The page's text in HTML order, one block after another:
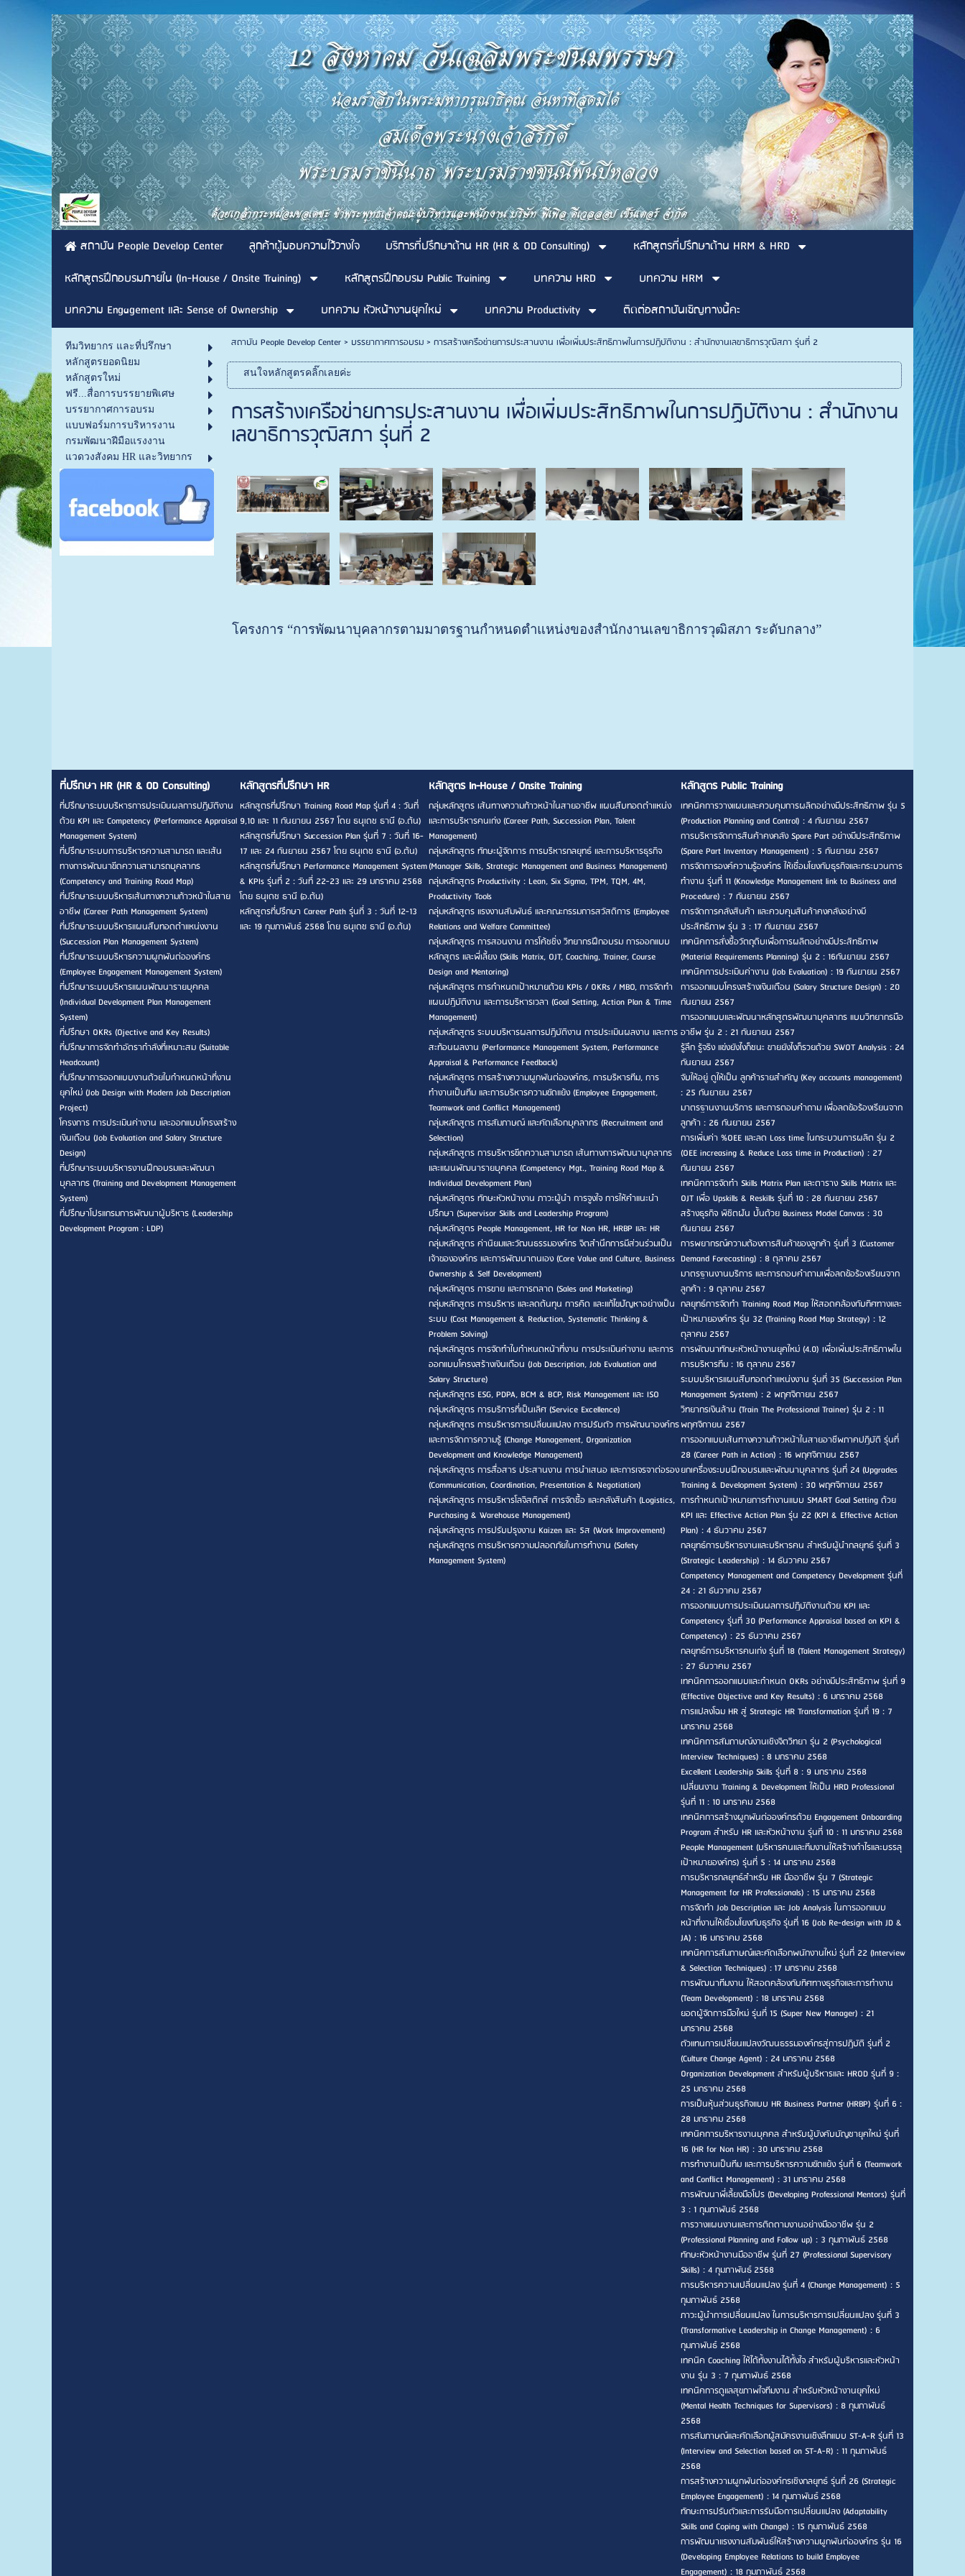
สถาบัน People Develop Center ลูกค้าผู้มอบความไว้วางใจ บริการที่ปรึกษาด้าน HR (HR & OD Consulting)
หลักสูตรที่ปรึกษาด้าน HRM & HRD
หลักสูตรฝึกอบรมภายใน (In-House / Onsite Training)
หลักสูตรฝึกอบรม Public Training บทความ HRD
บทความ HRM
บทความ Engagement และ Sense of Ownership
บทความ หัวหน้างานยุคใหม่ บทความ Productivity ติดต่อสถาบันเชิญทางนี้คะ
ทีมวิทยากร และที่ปรึกษา
หลักสูตรยอดนิยม
หลักสูตรใหม่
ฟรี...สื่อการบรรยายพิเศษ
บรรยากาศการอบรม
แบบฟอร์มการบริหารงาน
กรมพัฒนาฝีมือแรงงาน
แวดวงสังคม HR และวิทยากร
สถาบัน People Develop Center> บรรยากาศการอบรม> การสร้างเครือข่ายการประสานงาน เพื่อเพิ่มประสิทธิภาพในการปฏิบัติงาน : สำนักงานเลขาธิการวุฒิสภา รุ่นที่ 2
สนใจหลักสูตรคลิ๊กเลยค่ะ
การสร้างเครือข่ายการประสานงาน เพื่อเพิ่มประสิทธิภาพในการปฏิบัติงาน : สำนักงาน
เลขาธิการวุฒิสภา รุ่นที่ 2
โครงการ “การพัฒนาบุคลากรตามมาตรฐานกำหนดตำแหน่งของสำนักงานเลขาธิการวุฒิสภา ระดับกลาง”
ที่ปรึกษา HR (HR & OD Consulting)
ที่ปรึกษาระบบบริหารการประเมินผลการปฏิบัติงาน
ด้วย KPI และ Competency (Performance Appraisal
Management System)
ที่ปรึกษาระบบการบริหารความสามารถ และเส้น
ทางการพัฒนาขีดความสามารถบุคลากร
(Competency and Training Road Map)
ที่ปรึกษาระบบบริหารเส้นทางความก้าวหน้าในสาย
อาชีพ (Career Path Management System)
ที่ปรึกษาระบบบริหารแผนสืบทอดตำแหน่งงาน
(Succession Plan Management System)
ที่ปรึกษาระบบบริหารความผูกพันต่อองค์กร
(Employee Engagement Management System)
ที่ปรึกษาระบบบริหารแผนพัฒนารายบุคคล
(Individual Development Plan Management
System)
ที่ปรึกษา OKRs (Ojective and Key Results)
ที่ปรึกษาการจัดทำอัตรากำลังที่เหมาะสม (Suitable
Headcount)
ที่ปรึกษาการออกแบบงานด้วยใบกำหนดหน้าที่งาน
ยุคใหม่ (Job Design with Modern Job Description
Project)
โครงการ การประเมินค่างาน และออกแบบโครงสร้าง
เงินเดือน (Job Evaluation and Salary Structure
Design)
ที่ปรึกษาระบบบริหารงานฝึกอบรมและพัฒนา
บุคลากร (Training and Development Management
System)
ที่ปรึกษาโปรแกรมการพัฒนาผู้บริหาร (Leadership
Development Program : LDP)
หลักสูตรที่ปรึกษา HR
หลักสูตรที่ปรึกษา Training Road Map รุ่นที่ 4 : วันที่
9,10 และ 11 กันยายน 2567 โดย ธนุเดช ธานี (อ.ต้น)
หลักสูตรที่ปรึกษา Succession Plan รุ่นที่ 7 : วันที่ 16-
17 และ 24 กันยายน 2567 โดย ธนุเดช ธานี (อ.ต้น)
หลักสูตรที่ปรึกษา Performance Management System
& KPIs รุ่นที่ 2 : วันที่ 22-23 และ 29 มกราคม 2568
โดย ธนุเดช ธานี (อ.ต้น)
หลักสูตรที่ปรึกษา Career Path รุ่นที่ 3 : วันที่ 12-13
และ 19 กุมภาพันธ์ 2568 โดย ธนุเดช ธานี (อ.ต้น)
หลักสูตร In-House / Onsite Training
กลุ่มหลักสูตร เส้นทางความก้าวหน้าในสายอาชีพ แผนสืบทอดตำแหน่ง
และการบริหารคนเก่ง (Career Path, Succession Plan, Talent
Management)
กลุ่มหลักสูตร ทักษะผู้จัดการ การบริหารกลยุทธ์ และการบริหารธุรกิจ
(Manager Skills, Strategic Management and Business Management)
กลุ่มหลักสูตร Productivity : Lean, Six Sigma, TPM, TQM, 4M,
Productivity Tools
กลุ่มหลักสูตร แรงงานสัมพันธ์ และคณะกรรมการสวัสดิการ (Employee
Relations and Welfare Committee)
กลุ่มหลักสูตร การสอนงาน การโค้ชชิ่ง วิทยากรฝึกอบรม การออกแบบ
หลักสูตร และพี่เลี้ยง (Skills Matrix, OJT, Coaching, Trainer, Course
Design and Mentoring)
กลุ่มหลักสูตร การกำหนดเป้าหมายด้วย KPIs / OKRs / MBO, การจัดทำ
แผนปฏิบัติงาน และการบริหารเวลา (Goal Setting, Action Plan & Time
Management)
กลุ่มหลักสูตร ระบบบริหารผลการปฏิบัติงาน การประเมินผลงาน และการ
สะท้อนผลงาน (Performance Management System, Performance
Appraisal & Performance Feedback)
กลุ่มหลักสูตร การสร้างความผูกพันต่อองค์กร, การบริหารทีม, การ
ทำงานเป็นทีม และการบริหารความขัดแย้ง (Employee Engagement,
Teamwork and Conflict Management)
กลุ่มหลักสูตร การสัมภาษณ์ และคัดเลือกบุคลากร (Recruitment and
Selection)
กลุ่มหลักสูตร การบริหารขีดความสามารถ เส้นทางการพัฒนาบุคลากร
และแผนพัฒนารายบุคคล (Competency Mgt., Training Road Map &
Individual Development Plan)
กลุ่มหลักสูตร ทักษะหัวหน้างาน ภาวะผู้นำ การจูงใจ การให้คำแนะนำ
ปรึกษา (Supervisor Skills and Leadership Program)
กลุ่มหลักสูตร People Management, HR for Non HR, HRBP และ HR
กลุ่มหลักสูตร ค่านิยมและวัฒนธรรมองค์กร จิตสำนึกการมีส่วนร่วมเป็น
เจ้าขององค์กร และการพัฒนาตนเอง (Core Value and Culture, Business
Ownership & Self Development)
กลุ่มหลักสูตร การขาย และการตลาด (Sales and Marketing)
กลุ่มหลักสูตร การบริหาร และลดต้นทุน การคิด และแก้ไขปัญหาอย่างเป็น
ระบบ (Cost Management & Reduction, Systematic Thinking &
Problem Solving)
กลุ่มหลักสูตร การจัดทำใบกำหนดหน้าที่งาน การประเมินค่างาน และการ
ออกแบบโครงสร้างเงินเดือน (Job Description, Job Evaluation and
Salary Structure)
กลุ่มหลักสูตร ESG, PDPA, BCM & BCP, Risk Management และ ISO
กลุ่มหลักสูตร การบริการที่เป็นเลิศ (Service Excellence)
กลุ่มหลักสูตร การบริหารการเปลี่ยนแปลง การปรับตัว การพัฒนาองค์กร
และการจัดการความรู้ (Change Management, Organization
Development and Knowledge Management)
กลุ่มหลักสูตร การสื่อสาร ประสานงาน การนำเสนอ และการเจรจาต่อรอง
(Communication, Coordination, Presentation & Negotiation)
กลุ่มหลักสูตร การบริหารโลจิสติกส์ การจัดซื้อ และคลังสินค้า (Logistics,
Purchasing & Warehouse Management)
กลุ่มหลักสูตร การปรับปรุงงาน Kaizen และ 5ส (Work Improvement)
กลุ่มหลักสูตร การบริหารความปลอดภัยในการทำงาน (Safety
Management System)
หลักสูตร Public Training
เทคนิคการวางแผนและควบคุมการผลิตอย่างมีประสิทธิภาพ รุ่น 5
(Production Planning and Control) : 4 กันยายน 2567
การบริหารจัดการสินค้าคงคลัง Spare Part อย่างมีประสิทธิภาพ
(Spare Part Inventory Management) : 5 กันยายน 2567
การจัดการองค์ความรู้องค์กร ให้เชื่อมโยงกับธุรกิจและกระบวนการ
ทำงาน รุ่นที่ 11 (Knowledge Management link to Business and
Procedure) : 7 กันยายน 2567
การจัดการคลังสินค้า และควบคุมสินค้าคงคลังอย่างมี
ประสิทธิภาพ รุ่น 3 : 17 กันยายน 2567
เทคนิคการสั่งซื้อวัตถุดิบเพื่อการผลิตอย่างมีประสิทธิภาพ
(Material Requirements Planning) รุ่น 2 : 16กันยายน 2567
เทคนิคการประเมินค่างาน (Job Evaluation) : 19 กันยายน 2567
การออกแบบโครงสร้างเงินเดือน (Salary Structure Design) : 20
กันยายน 2567
การออกแบบและพัฒนาหลักสูตรพัฒนาบุคลากร แบบวิทยากรมือ
อาชีพ รุ่น 2 : 21 กันยายน 2567
รู้ลึก รู้จริง แข่งยังไงก็ชนะ ขายยังไงก็รวยด้วย SWOT Analysis : 24
กันยายน 2567
จับให้อยู่ ดูให้เป็น ลูกค้ารายสำคัญ (Key accounts management)
: 25 กันยายน 2567
มาตรฐานงานบริการ และการตอบคำถาม เพื่อลดข้อร้องเรียนจาก
ลูกค้า : 26 กันยายน 2567
การเพิ่มค่า %OEE และลด Loss time ในกระบวนการผลิต รุ่น 2
(OEE increasing & Reduce Loss time in Production) : 27
กันยายน 2567
เทคนิคการจัดทำ Skills Matrix Plan และตาราง Skills Matrix และ
OJT เพื่อ Upskills & Reskills รุ่นที่ 10 : 28 กันยายน 2567
สร้างธุรกิจ พิชิตฝัน ปั้นด้วย Business Model Canvas : 30
กันยายน 2567
การพยากรณ์ความต้องการสินค้าของลูกค้า รุ่นที่ 3 (Customer
Demand Forecasting) : 8 ตุลาคม 2567
มาตรฐานงานบริการ และการตอบคำถามเพื่อลดข้อร้องเรียนจาก
ลูกค้า : 9 ตุลาคม 2567
กลยุทธ์การจัดทำ Training Road Map ให้สอดคล้องกับทิศทางและ
เป้าหมายองค์กร รุ่น 32 (Training Road Map Strategy) : 12
ตุลาคม 2567
การพัฒนาทักษะหัวหน้างานยุคใหม่ (4.0) เพื่อเพิ่มประสิทธิภาพใน
การบริหารทีม : 16 ตุลาคม 2567
ระบบบริหารแผนสืบทอดตำแหน่งงาน รุ่นที่ 35 (Succession Plan
Management System) : 2 พฤศจิกายน 2567
วิทยากรเงินล้าน (Train The Professional Trainer) รุ่น 2 : 11
พฤศจิกายน 2567
การออกแบบเส้นทางความก้าวหน้าในสายอาชีพภาคปฏิบัติ รุ่นที่
28 (Career Path in Action) : 16 พฤศจิกายน 2567
ยกเครื่องระบบฝึกอบรมและพัฒนาบุคลากร รุ่นที่ 24 (Upgrades
Training & Development System) : 30 พฤศจิกายน 2567
การกำหนดเป้าหมายการทำงานแบบ SMART Goal Setting ด้วย
KPI และ Effective Action Plan รุ่น 22 (KPI & Effective Action
Plan) : 4 ธันวาคม 2567
กลยุทธ์การบริหารงานและบริหารคน สำหรับผู้นำกลยุทธ์ รุ่นที่ 3
(Strategic Leadership) : 14 ธันวาคม 2567
Competency Management and Competency Development รุ่นที่
24 : 21 ธันวาคม 2567
การออกแบบการประเมินผลการปฏิบัติงานด้วย KPI และ
Competency รุ่นที่ 30 (Performance Appraisal based on KPI &
Competency) : 25 ธันวาคม 2567
กลยุทธ์การบริหารคนเก่ง รุ่นที่ 18 (Talent Management Strategy)
: 27 ธันวาคม 2567
เทคนิคการออกแบบและกำหนด OKRs อย่างมีประสิทธิภาพ รุ่นที่ 9
(Effective Objective and Key Results) : 6 มกราคม 2568
การแปลงโฉม HR สู่ Strategic HR Transformation รุ่นที่ 19 : 7
มกราคม 2568
เทคนิคการสัมภาษณ์งานเชิงจิตวิทยา รุ่น 2 (Psychological
Interview Techniques) : 8 มกราคม 2568
Excellent Leadership Skills รุ่นที่ 8 : 9 มกราคม 2568
เปลี่ยนงาน Training & Development ให้เป็น HRD Professional
รุ่นที่ 11 : 10 มกราคม 2568
เทคนิคการสร้างผูกพันต่อองค์กรด้วย Engagement Onboarding
Program สำหรับ HR และหัวหน้างาน รุ่นที่ 10 : 11 มกราคม 2568
People Management (บริหารคนและทีมงานให้สร้างกำไรและบรรลุ
เป้าหมายองค์กร) รุ่นที่ 5 : 14 มกราคม 2568
การบริหารกลยุทธ์สำหรับ HR มืออาชีพ รุ่น 7 (Strategic
Management for HR Professionals) : 15 มกราคม 2568
การจัดทำ Job Description และ Job Analysis ในการออกแบบ
หน้าที่งานให้เชื่อมโยงกับธุรกิจ รุ่นที่ 16 (Job Re-design with JD &
JA) : 16 มกราคม 2568
เทคนิคการสัมภาษณ์และคัดเลือกพนักงานใหม่ รุ่นที่ 22 (Interview
& Selection Techniques) : 17 มกราคม 2568
การพัฒนาทีมงาน ให้สอดคล้องกับทิศทางธุรกิจและการทำงาน
(Team Development) : 18 มกราคม 2568
ยอดผู้จัดการมือใหม่ รุ่นที่ 15 (Super New Manager) : 21
มกราคม 2568
ตัวแทนการเปลี่ยนแปลงวัฒนธรรมองค์กรสู่การปฏิบัติ รุ่นที่ 2
(Culture Change Agent) : 24 มกราคม 2568
Organization Development สำหรับผู้บริหารและ HROD รุ่นที่ 9 :
25 มกราคม 2568
การเป็นหุ้นส่วนธุรกิจแบบ HR Business Partner (HRBP) รุ่นที่ 6 :
28 มกราคม 2568
เทคนิคการบริหารงานบุคคล สำหรับผู้บังคับบัญชายุคใหม่ รุ่นที่
16 (HR for Non HR) : 30 มกราคม 2568
การทำงานเป็นทีม และการบริหารความขัดแย้ง รุ่นที่ 6 (Teamwork
and Conflict Management) : 31 มกราคม 2568
การพัฒนาพี่เลี้ยงมือโปร (Developing Professional Mentors) รุ่นที่
3 : 1 กุมภาพันธ์ 2568
การวางแผนงานและการติดตามงานอย่างมืออาชีพ รุ่น 2
(Professional Planning and Follow up) : 3 กุมภาพันธ์ 2568
ทักษะหัวหน้างานมืออาชีพ รุ่นที่ 27 (Professional Supervisory
Skills) : 4 กุมภาพันธ์ 2568
การบริหารความเปลี่ยนแปลง รุ่นที่ 4 (Change Management) : 5
กุมภาพันธ์ 2568
ภาวะผู้นำการเปลี่ยนแปลง ในการบริหารการเปลี่ยนแปลง รุ่นที่ 3
(Transformative Leadership in Change Management) : 6
กุมภาพันธ์ 2568
เทคนิค Coaching ให้ได้ทั้งงานได้ทั้งใจ สำหรับผู้บริหารและหัวหน้า
งาน รุ่น 3 : 7 กุมภาพันธ์ 2568
เทคนิคการดูแลสุขภาพใจทีมงาน สำหรับหัวหน้างานยุคใหม่
(Mental Health Techniques for Supervisors) : 8 กุมภาพันธ์
2568
การสัมภาษณ์และคัดเลือกผู้สมัครงานเชิงลึกแบบ ST-A-R รุ่นที่ 13
(Interview and Selection based on ST-A-R) : 11 กุมภาพันธ์
2568
การสร้างความผูกพันต่อองค์กรเชิงกลยุทธ์ รุ่นที่ 26 (Strategic
Employee Engagement) : 14 กุมภาพันธ์ 2568
ทักษะการปรับตัวและการรับมือการเปลี่ยนแปลง (Adaptability
Skills and Coping with Change) : 15 กุมภาพันธ์ 2568
การพัฒนาแรงงานสัมพันธ์ให้สร้างความผูกพันต่อองค์กร รุ่น 16
(Developing Employee Relations to build Employee
Engagement) : 18 กุมภาพันธ์ 2568